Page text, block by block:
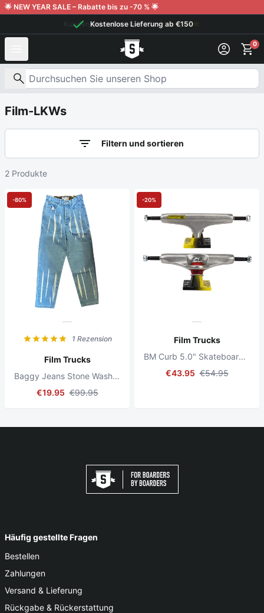
Weiter zum Inhalt
🌟 NEW YEAR SALE – Rabatte bis zu -70 % 🌟
Kunden geben uns 9,6/10
Kostenlose Lieferung ab €150
0
Nach Produkten suchen
Film-LKWs
Filtern und sortieren
2 Produkte
1 Rezension
Film Trucks
Baggy Jeans Stone Wash Hellblau
€19.95 €99.95
-80%
Film Trucks
BM Curb 5.0" Skateboard Achsen
€43.95 €54.95
-20%
Häufig gestellte Fragen
Bestellen
Zahlungen
Versand & Lieferung
Rückgabe & Rückerstattung